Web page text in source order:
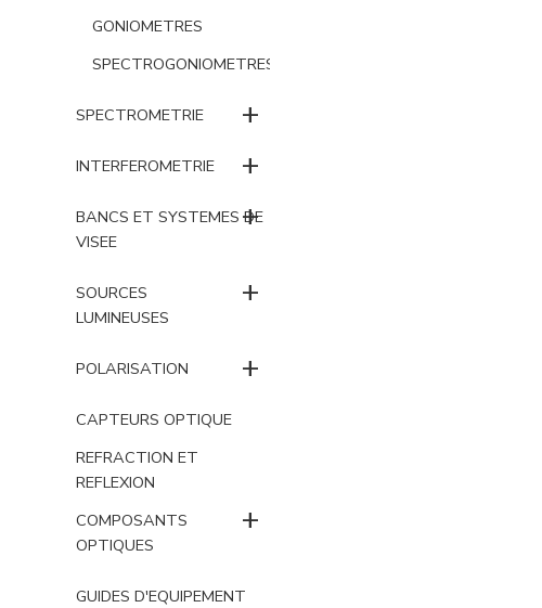
GONIOMETRES
SPECTROGONIOMETRES
SPECTROMETRIE +
INTERFEROMETRIE +
BANCS ET SYSTEMES DE
VISEE
+
SOURCES
LUMINEUSES
+
POLARISATION +
CAPTEURS OPTIQUE
REFRACTION ET
REFLEXION
COMPOSANTS
OPTIQUES
+
GUIDES D'EQUIPEMENT